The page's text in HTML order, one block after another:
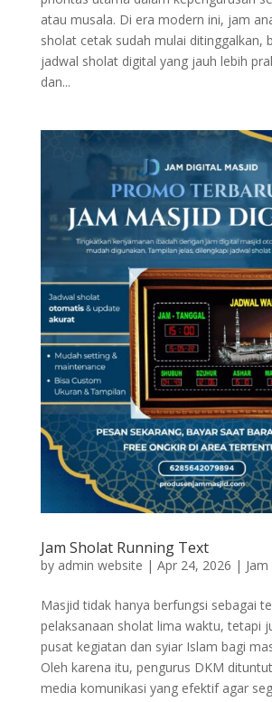
atau musala. Di era modern ini, jam
sholat cetak sudah mulai ditinggalkan,
jadwal sholat digital yang jauh lebih
dan...
Jam Sholat Running Text
by admin website | Apr 24, 2026 |
Masjid tidak hanya berfungsi sebagai
pelaksanaan sholat lima waktu, tetapi
pusat kegiatan dan syiar Islam bagi
Oleh karena itu, pengurus DKM
media komunikasi yang efektif agar